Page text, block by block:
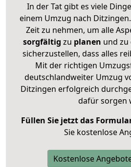
In der Tat gibt es viele
einem Umzug nach
Zeit zu nehmen, um alle
sorgfältig zu planen und zu
sicherzustellen, dass alles
Mit der richtigen
deutschlandweiter Umzug
Ditzingen erfolgreich
dafür sorgen
Füllen Sie jetzt das
Sie kostenlose
Kostenlose